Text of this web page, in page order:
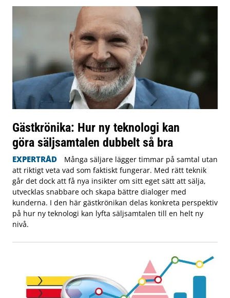
Gästkrönika: Hur ny teknologi kan
göra säljsamtalen dubbelt så bra
EXPERTRÅD
Många säljare lägger timmar på samtal utan
att riktigt veta vad som faktiskt fungerar. Med rätt teknik
går det dock att få nya insikter om sitt eget sätt att sälja,
utvecklas snabbare och skapa bättre dialoger med
kunderna. I den här gästkrönikan delas konkreta perspektiv
på hur ny teknologi kan lyfta säljsamtalen till en helt ny
nivå.